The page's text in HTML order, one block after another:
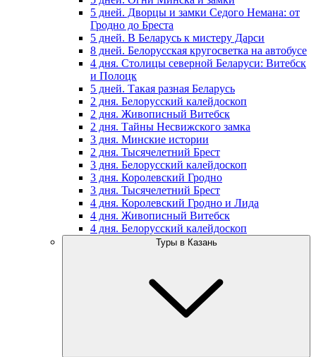
5 дней. Дворцы и замки Седого Немана: от
Гродно до Бреста
5 дней. В Беларусь к мистеру Дарси
8 дней. Белорусская кругосветка на автобусе
4 дня. Столицы северной Беларуси: Витебск
и Полоцк
5 дней. Такая разная Беларусь
2 дня. Белорусский калейдоскоп
2 дня. Живописный Витебск
2 дня. Тайны Несвижского замка
3 дня. Минские истории
2 дня. Тысячелетний Брест
3 дня. Белорусский калейдоскоп
3 дня. Королевский Гродно
3 дня. Тысячелетний Брест
4 дня. Королевский Гродно и Лида
4 дня. Живописный Витебск
4 дня. Белорусский калейдоскоп
Туры в Казань